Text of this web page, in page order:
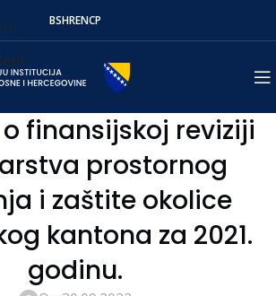
BSHRENСР
finansijskoj reviziji
prostornog
i zaštite okolice
kantona za 2021.
godinu.